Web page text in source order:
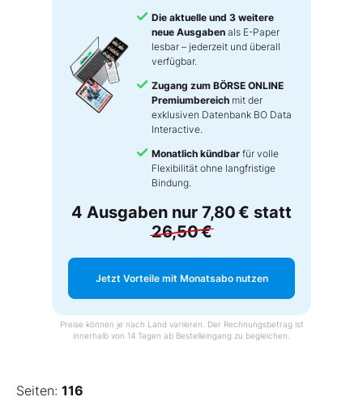
Die aktuelle und 3 weitere
neue Ausgaben als E-Paper
lesbar – jederzeit und überall
verfügbar.
Zugang zum BÖRSE ONLINE
Premiumbereich mit der
exklusiven Datenbank BO Data
Interactive.
Monatlich kündbar für volle
Flexibilität ohne langfristige
Bindung.
4 Ausgaben nur 7,80 € statt
26,50 €
Jetzt Vorteile mit Monatsabo nutzen
Preise können je nach Land variieren. Der Rechnungsbetrag ist
innerhalb von 14 Tagen ab Bestelleingang zu begleichen.
Seiten: 116